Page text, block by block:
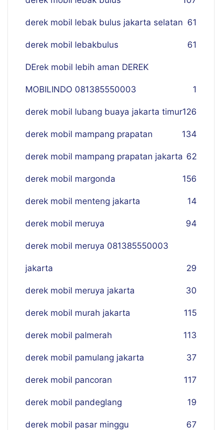
derek mobil lebak bulus jakarta selatan 61
derek mobil lebakbulus 61
DErek mobil lebih aman DEREK
MOBILINDO 081385550003 1
derek mobil lubang buaya jakarta timur126
derek mobil mampang prapatan 134
derek mobil mampang prapatan jakarta 62
derek mobil margonda 156
derek mobil menteng jakarta 14
derek mobil meruya 94
derek mobil meruya 081385550003
jakarta 29
derek mobil meruya jakarta 30
derek mobil murah jakarta 115
derek mobil palmerah 113
derek mobil pamulang jakarta 37
derek mobil pancoran 117
derek mobil pandeglang 19
derek mobil pasar minggu 67